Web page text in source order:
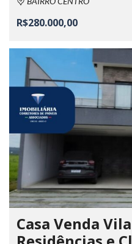
R$280.000,00
Casa Venda